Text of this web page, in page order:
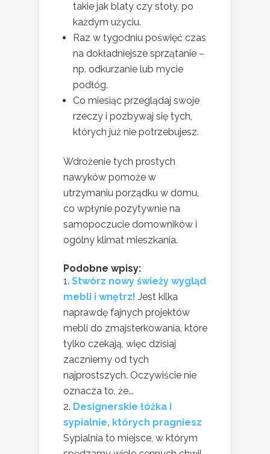
takie jak blaty czy stoły, po
każdym użyciu.
Raz w tygodniu poświęć czas
na dokładniejsze sprzątanie –
np. odkurzanie lub mycie
podłóg.
Co miesiąc przeglądaj swoje
rzeczy i pozbywaj się tych,
których już nie potrzebujesz.
Wdrożenie tych prostych
nawyków pomoże w
utrzymaniu porządku w domu,
co wpłynie pozytywnie na
samopoczucie domowników i
ogólny klimat mieszkania.
Podobne wpisy:
Stwórz nowy świeży wygląd
mebli i wnętrz! Jest kilka
naprawdę fajnych projektów
mebli do zmajsterkowania, które
tylko czekają, więc dzisiaj
zaczniemy od tych
najprostszych. Oczywiście nie
oznacza to, że...
Designerskie łóżka i
sypialnie, których pragniesz
Sypialnia to miejsce, w którym